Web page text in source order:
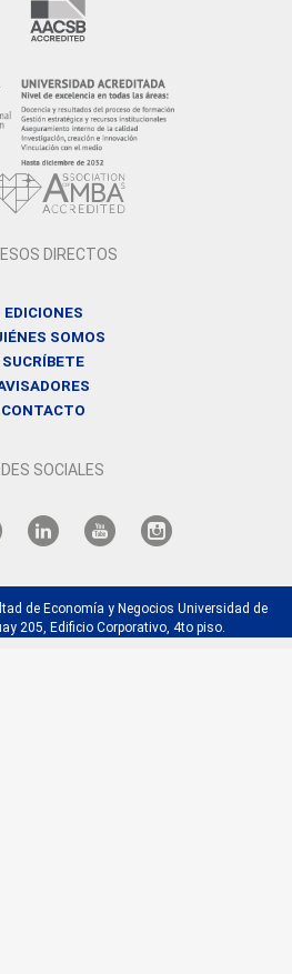
DIRECTOS
EDICIONES
SOMOS
SUCRÍBETE
CONTACTO
SOCIALES
de Economía y Negocios Universidad de
205, Edificio Corporativo, 4to piso.